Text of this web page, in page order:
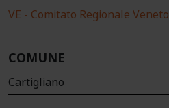
VE - Comitato Regionale Veneto
COMUNE
Cartigliano